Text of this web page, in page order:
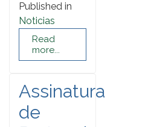
Published in
Noticias
Read
more...
Assinatura
de